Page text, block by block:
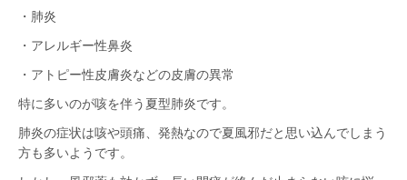
・肺炎
・アレルギー性鼻炎
・アトピー性皮膚炎などの皮膚の異常
特に多いのが咳を伴う夏型肺炎です。
肺炎の症状は咳や頭痛、発熱なので夏風邪だと思い込んでしまう
方も多いようです。